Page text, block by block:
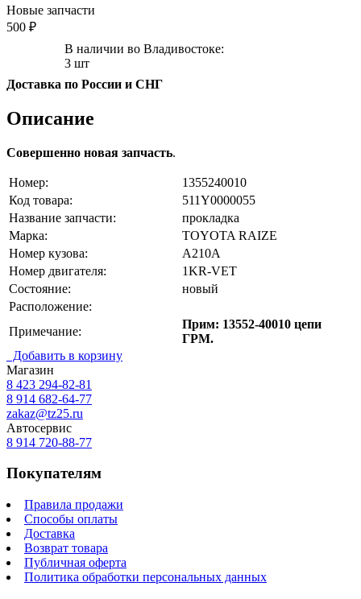
Новые запчасти
500 ₽
В наличии во Владивостоке:
3 шт
Доставка по России и СНГ
Описание
Совершенно новая запчасть.
Номер:
1355240010
Код товара:
511Y0000055
Название запчасти:
прокладка
Марка:
TOYOTA RAIZE
Номер кузова:
A210A
Номер двигателя:
1KR-VET
Состояние:
новый
Расположение:
Примечание:
Прим: 13552-40010 цепи
ГРМ.
Добавить в корзину
Магазин
8 423 294-82-81
8 914 682-64-77
zakaz@tz25.ru
Автосервис
8 914 720-88-77
Покупателям
Правила продажи
Способы оплаты
Доставка
Возврат товара
Публичная оферта
Политика обработки персональных данных